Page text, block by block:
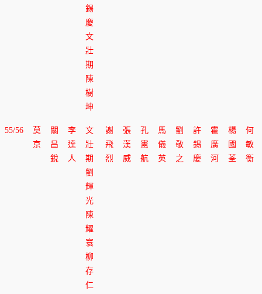
錫
慶
文
壯
期
陳
樹
坤
55/56
莫
京
關
昌
銳
李
達
人
文
壯
期
劉
輝
光
陳
耀
寰
柳
存
仁
謝
飛
烈
張
漢
威
孔
憲
航
馬
儀
英
劉
敬
之
許
錫
慶
霍
廣
河
楊
國
荃
何
敏
衡